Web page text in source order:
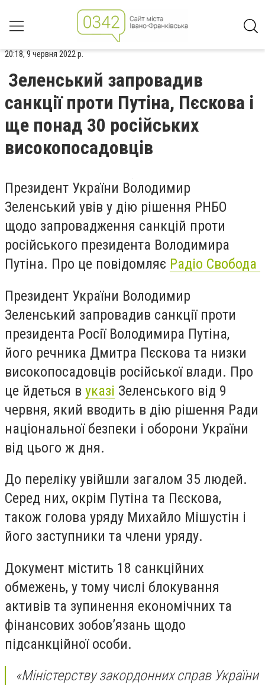
20:18, 9 червня 2022 р.
Зеленський запровадив
санкції проти Путіна, Пєскова і
ще понад 30 російських
високопосадовців
Президент України Володимир
Зеленський увів у дію рішення РНБО
щодо запровадження санкцій проти
російського президента Володимира
Путіна. Про це повідомляє Радіо Свобода
Президент України Володимир
Зеленський запровадив санкції проти
президента Росії Володимира Путіна,
його речника Дмитра Пєскова та низки
високопосадовців російської влади. Про
це йдеться в указі Зеленського від 9
червня, який вводить в дію рішення Ради
національної безпеки і оборони України
від цього ж дня.
До переліку увійшли загалом 35 людей.
Серед них, окрім Путіна та Пєскова,
також голова уряду Михайло Мішустін і
його заступники та члени уряду.
Документ містить 18 санкційних
обмежень, у тому числі блокування
активів та зупинення економічних та
фінансових зобов’язань щодо
підсанкційної особи.
«Міністерству закордонних справ України